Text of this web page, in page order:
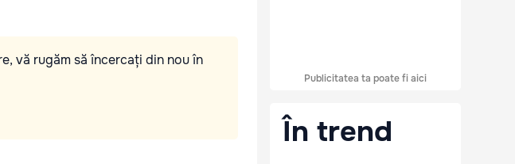
vă rugăm să încercați din nou în
Publicitatea ta poate fi aici
În trend